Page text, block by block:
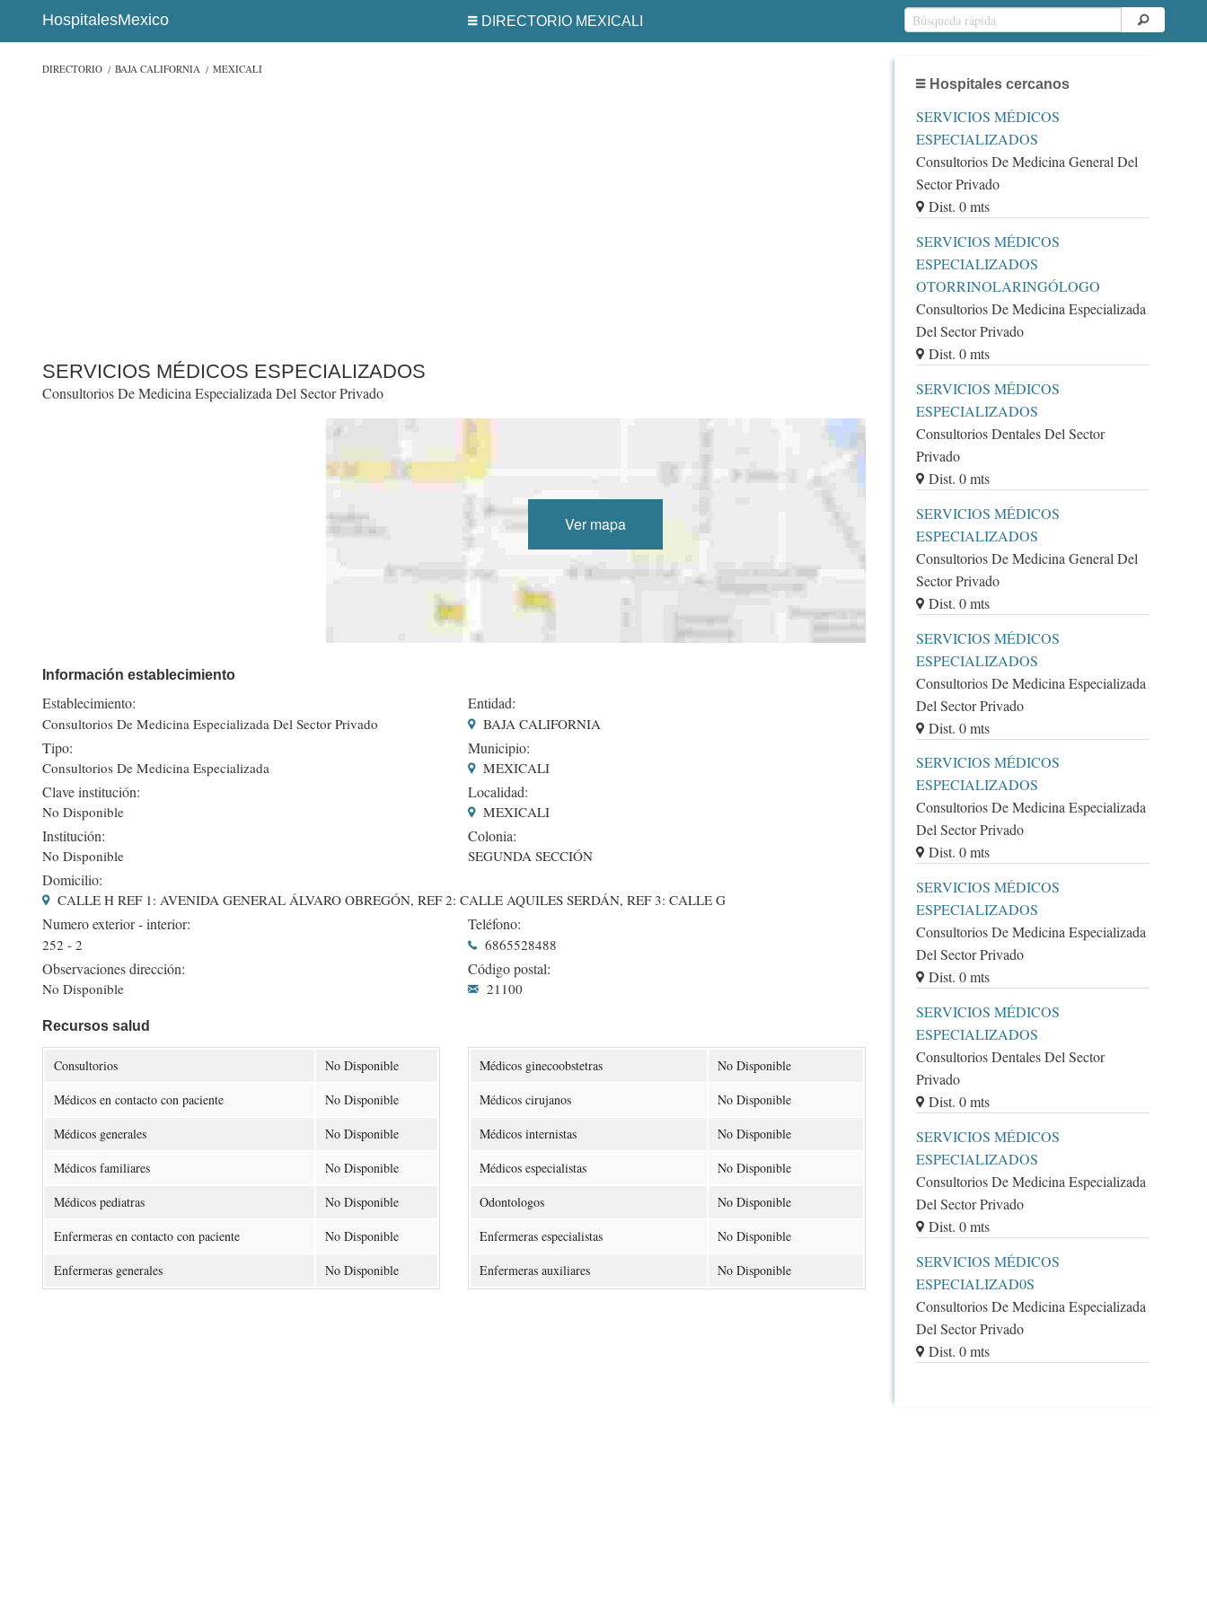
HospitalesMexico DIRECTORIO MEXICALI
DIRECTORIO BAJA CALIFORNIA MEXICALI
SERVICIOS MÉDICOS ESPECIALIZADOS
Consultorios De Medicina Especializada Del Sector Privado
Ver mapa
Información establecimiento
Establecimiento:
Consultorios De Medicina Especializada Del Sector Privado
Tipo:
Consultorios De Medicina Especializada
Clave institución:
No Disponible
Institución:
No Disponible
Entidad:
BAJA CALIFORNIA
Municipio:
MEXICALI
Localidad:
MEXICALI
Colonia:
SEGUNDA SECCIÓN
Domicilio:
CALLE H REF 1: AVENIDA GENERAL ÁLVARO OBREGÓN, REF 2: CALLE AQUILES SERDÁN, REF 3: CALLE G
Numero exterior - interior:
252 - 2
Observaciones dirección:
No Disponible
Teléfono:
6865528488
Código postal:
21100
Recursos salud
Consultorios
No Disponible
Médicos en contacto con paciente
No Disponible
Médicos generales
No Disponible
Médicos familiares
No Disponible
Médicos pediatras
No Disponible
Enfermeras en contacto con paciente
No Disponible
Enfermeras generales
No Disponible
Médicos ginecoobstetras
No Disponible
Médicos cirujanos
No Disponible
Médicos internistas
No Disponible
Médicos especialistas
No Disponible
Odontologos
No Disponible
Enfermeras especialistas
No Disponible
Enfermeras auxiliares
No Disponible
Hospitales cercanos
SERVICIOS MÉDICOS
ESPECIALIZADOS
Consultorios De Medicina General Del
Sector Privado
Dist. 0 mts
SERVICIOS MÉDICOS
ESPECIALIZADOS
OTORRINOLARINGÓLOGO
Consultorios De Medicina Especializada
Del Sector Privado
Dist. 0 mts
SERVICIOS MÉDICOS
ESPECIALIZADOS
Consultorios Dentales Del Sector
Privado
Dist. 0 mts
SERVICIOS MÉDICOS
ESPECIALIZADOS
Consultorios De Medicina General Del
Sector Privado
Dist. 0 mts
SERVICIOS MÉDICOS
ESPECIALIZADOS
Consultorios De Medicina Especializada
Del Sector Privado
Dist. 0 mts
SERVICIOS MÉDICOS
ESPECIALIZADOS
Consultorios De Medicina Especializada
Del Sector Privado
Dist. 0 mts
SERVICIOS MÉDICOS
ESPECIALIZADOS
Consultorios De Medicina Especializada
Del Sector Privado
Dist. 0 mts
SERVICIOS MÉDICOS
ESPECIALIZADOS
Consultorios Dentales Del Sector
Privado
Dist. 0 mts
SERVICIOS MÉDICOS
ESPECIALIZADOS
Consultorios De Medicina Especializada
Del Sector Privado
Dist. 0 mts
SERVICIOS MÉDICOS
ESPECIALIZAD0S
Consultorios De Medicina Especializada
Del Sector Privado
Dist. 0 mts